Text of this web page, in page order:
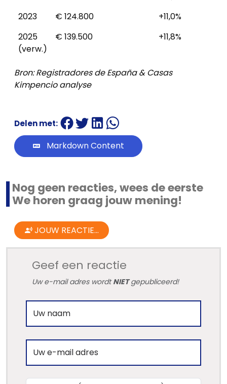
2023
€ 124.800
+11,0%
2025
(verw.)
€ 139.500 +11,8%
Bron: Registradores de España & Casas
Kimpencio analyse
Delen met:
Markdown Content
Nog geen reacties, wees de eerste
We horen graag jouw mening!
JOUW REACTIE...
Geef een reactie
Uw e-mail adres wordtNIETgepubliceerd!